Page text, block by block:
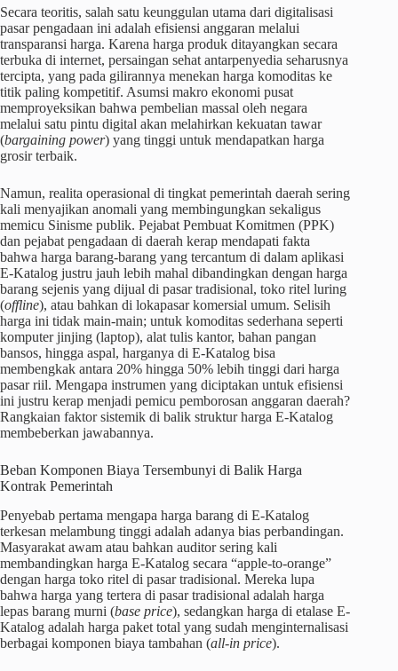
Secara teoritis, salah satu keunggulan utama dari digitalisasi
pasar pengadaan ini adalah efisiensi anggaran melalui
transparansi harga. Karena harga produk ditayangkan secara
terbuka di internet, persaingan sehat antarpenyedia seharusnya
tercipta, yang pada gilirannya menekan harga komoditas ke
titik paling kompetitif. Asumsi makro ekonomi pusat
memproyeksikan bahwa pembelian massal oleh negara
melalui satu pintu digital akan melahirkan kekuatan tawar
(bargaining power) yang tinggi untuk mendapatkan harga
grosir terbaik.
Namun, realita operasional di tingkat pemerintah daerah sering
kali menyajikan anomali yang membingungkan sekaligus
memicu Sinisme publik. Pejabat Pembuat Komitmen (PPK)
dan pejabat pengadaan di daerah kerap mendapati fakta
bahwa harga barang-barang yang tercantum di dalam aplikasi
E-Katalog justru jauh lebih mahal dibandingkan dengan harga
barang sejenis yang dijual di pasar tradisional, toko ritel luring
(offline), atau bahkan di lokapasar komersial umum. Selisih
harga ini tidak main-main; untuk komoditas sederhana seperti
komputer jinjing (laptop), alat tulis kantor, bahan pangan
bansos, hingga aspal, harganya di E-Katalog bisa
membengkak antara 20% hingga 50% lebih tinggi dari harga
pasar riil. Mengapa instrumen yang diciptakan untuk efisiensi
ini justru kerap menjadi pemicu pemborosan anggaran daerah?
Rangkaian faktor sistemik di balik struktur harga E-Katalog
membeberkan jawabannya.
Beban Komponen Biaya Tersembunyi di Balik Harga
Kontrak Pemerintah
Penyebab pertama mengapa harga barang di E-Katalog
terkesan melambung tinggi adalah adanya bias perbandingan.
Masyarakat awam atau bahkan auditor sering kali
membandingkan harga E-Katalog secara “apple-to-orange”
dengan harga toko ritel di pasar tradisional. Mereka lupa
bahwa harga yang tertera di pasar tradisional adalah harga
lepas barang murni (base price), sedangkan harga di etalase E-
Katalog adalah harga paket total yang sudah menginternalisasi
berbagai komponen biaya tambahan (all-in price).